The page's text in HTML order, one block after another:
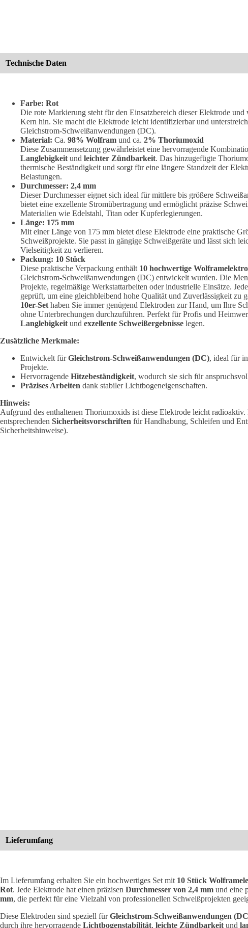
Technische Daten
Farbe: Rot
Die rote Markierung steht für den Einsatzbereich dieser Elektrode
Kern hin. Sie macht die Elektrode leicht identifizierbar und
Gleichstrom-Schweißanwendungen (DC).
Material: Ca. 98% Wolfram und ca. 2% Thoriumoxid
Diese Zusammensetzung gewährleistet eine hervorragende
Langlebigkeit und leichter Zündbarkeit. Das hinzugefügte
thermische Beständigkeit und sorgt für eine längere Standzeit der
Belastungen.
Durchmesser: 2,4 mm
Dieser Durchmesser eignet sich ideal für mittlere bis größere
bietet eine exzellente Stromübertragung und ermöglicht präzise
Materialien wie Edelstahl, Titan oder Kupferlegierungen.
Länge: 175 mm
Mit einer Länge von 175 mm bietet diese Elektrode eine praktische
Schweißprojekte. Sie passt in gängige Schweißgeräte und lässt sich
Vielseitigkeit zu verlieren.
Packung: 10 Stück
Diese praktische Verpackung enthält 10 hochwertige
Gleichstrom-Schweißanwendungen (DC) entwickelt wurden. Die
Projekte, regelmäßige Werkstattarbeiten oder industrielle Einsätze.
geprüft, um eine gleichbleibend hohe Qualität und Zuverlässigkeit zu
10er-Set haben Sie immer genügend Elektroden zur Hand, um Ihre
ohne Unterbrechungen durchzuführen. Perfekt für Profis und
Langlebigkeit und exzellente Schweißergebnisse legen.
Zusätzliche Merkmale:
Entwickelt fürGleichstrom-Schweißanwendungen (DC), ideal für
Projekte.
Hervorragende Hitzebeständigkeit, wodurch sie sich für
Präzises Arbeiten dank stabiler Lichtbogeneigenschaften.
Hinweis:
Aufgrund des enthaltenen Thoriumoxids ist diese Elektrode leicht radioaktiv.
entsprechenden Sicherheitsvorschriften für Handhabung, Schleifen und
Sicherheitshinweise).
Lieferumfang
Im Lieferumfang erhalten Sie ein hochwertiges Set mit 10 Stück
Rot. Jede Elektrode hat einen präzisen Durchmesser von 2,4 mm und eine
mm, die perfekt für eine Vielzahl von professionellen Schweißprojekten
Diese Elektroden sind speziell fürGleichstrom-Schweißanwendungen
durch ihre hervorragende Lichtbogenstabilität, leichte Zündbarkeit und